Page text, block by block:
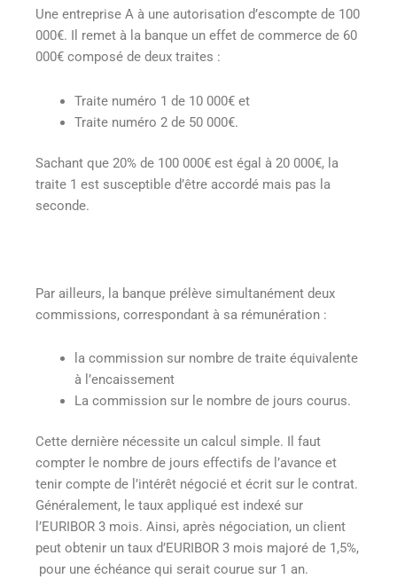
Une entreprise A à une autorisation d’escompte de 100
000€. Il remet à la banque un effet de commerce de 60
000€ composé de deux traites :
Traite numéro 1 de 10 000€ et
Traite numéro 2 de 50 000€.
Sachant que 20% de 100 000€ est égal à 20 000€, la
traite 1 est susceptible d’être accordé mais pas la
seconde.
Par ailleurs, la banque prélève simultanément deux
commissions, correspondant à sa rémunération :
la commission sur nombre de traite équivalente
à l’encaissement
La commission sur le nombre de jours courus.
Cette dernière nécessite un calcul simple. Il faut
compter le nombre de jours effectifs de l’avance et
tenir compte de l’intérêt négocié et écrit sur le contrat.
Généralement, le taux appliqué est indexé sur
l’EURIBOR 3 mois. Ainsi, après négociation, un client
peut obtenir un taux d’EURIBOR 3 mois majoré de 1,5%,
pour une échéance qui serait courue sur 1 an.